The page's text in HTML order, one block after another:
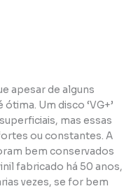
apesar de alguns
Um disco ‘VG+’
mas essas
ou constantes. A
bem conservados
fabricado há 50 anos,
vezes, se for bem